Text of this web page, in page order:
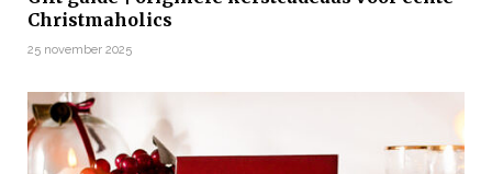
Christmaholics
25 november 2025